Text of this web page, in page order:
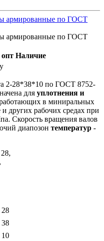
Наличие
2-28*38*10 по ГОСТ 8752-
для уплотнения и
в миниральных
других рабочих средах при
Скорость вращения валов
диапозон температур -
28
38
10